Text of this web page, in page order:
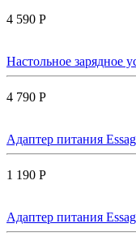
4 590 Р
Настольное зарядное
4 790 Р
Адаптер питания
1 190 Р
Адаптер питания